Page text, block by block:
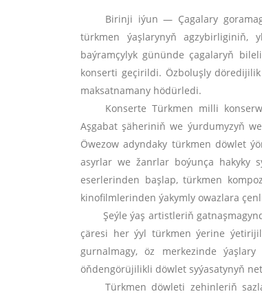
Birinji iýun — Çagalary
türkmen ýaşlarynyň agzybirliginiň,
baýramçylyk gününde çagalaryň
konserti geçirildi. Özboluşly
maksatnamany hödürledi.
Konserte Türkmen milli
Aşgabat şäheriniň we ýurdumyzyň
Öwezow adyndaky türkmen döwlet
asyrlar we žanrlar boýunça hakyky
eserlerinden başlap, türkmen
kinofilmlerinden ýakymly owazlara
Şeýle ýaş artistleriň
çäresi her ýyl türkmen ýerine
gurnalmagy, öz merkezinde
öňdengörüjilikli döwlet syýasatynyň
Türkmen döwleti zehinleriň